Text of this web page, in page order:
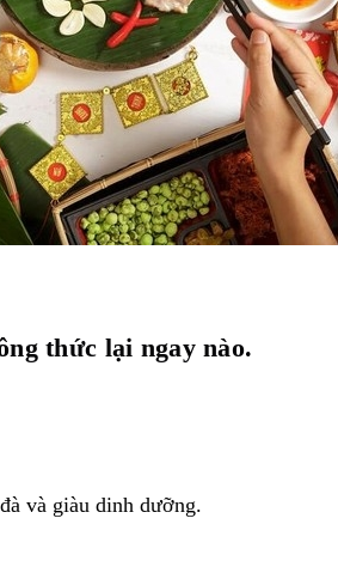
thức lại ngay nào.
và giàu dinh dưỡng.